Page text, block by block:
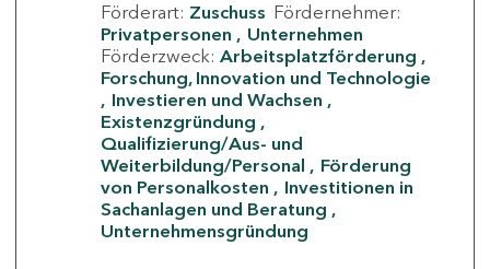
Förderart: Zuschuss Fördernehmer:
Privatpersonen
Unternehmen
Förderzweck: Arbeitsplatzförderung
Forschung, Innovation und Technologie
Investieren und Wachsen
Existenzgründung
Qualifizierung/Aus- und
Weiterbildung/Personal
Förderung
von Personalkosten
Investitionen in
Sachanlagen und Beratung
Unternehmensgründung